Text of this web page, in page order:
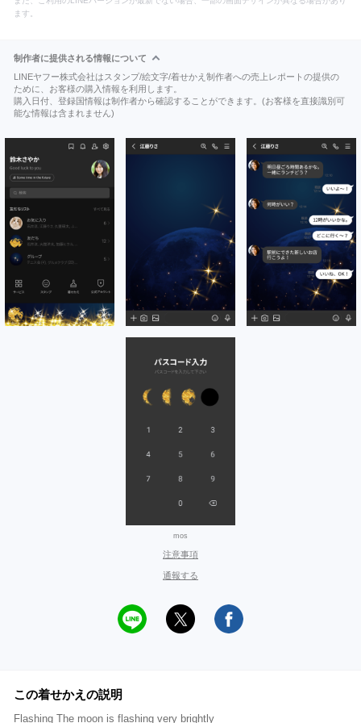
ます。
制作者に提供される情報について
LINEヤフー株式会社はスタンプ/絵文字/着せかえ制作者への売上レポートの提供の
ために、お客様の購入情報を利用します。
購入日付、登録国情報は制作者から確認することができます。(お客様を直接識別可
能な情報は含まれません)
mos
注意事項
通報する
この着せかえの説明
Flashing The moon is flashing very brightly